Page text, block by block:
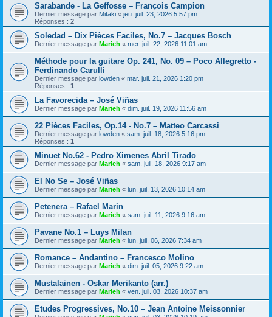
Sarabande - La Geffosse – François Campion
Dernier message par Mitaki « jeu. juil. 23, 2026 5:57 pm
Réponses : 2
Soledad – Dix Pièces Faciles, No.7 – Jacques Bosch
Dernier message par Marieh « mer. juil. 22, 2026 11:01 am
Méthode pour la guitare Op. 241, No. 09 – Poco Allegretto -
Ferdinando Carulli
Dernier message par lowden « mar. juil. 21, 2026 1:20 pm
Réponses : 1
La Favorecida – José Viñas
Dernier message par Marieh « dim. juil. 19, 2026 11:56 am
22 Pièces Faciles, Op.14 - No.7 – Matteo Carcassi
Dernier message par lowden « sam. juil. 18, 2026 5:16 pm
Réponses : 1
Minuet No.62 - Pedro Ximenes Abril Tirado
Dernier message par Marieh « sam. juil. 18, 2026 9:17 am
El No Se – José Viñas
Dernier message par Marieh « lun. juil. 13, 2026 10:14 am
Petenera – Rafael Marin
Dernier message par Marieh « sam. juil. 11, 2026 9:16 am
Pavane No.1 – Luys Milan
Dernier message par Marieh « lun. juil. 06, 2026 7:34 am
Romance – Andantino – Francesco Molino
Dernier message par Marieh « dim. juil. 05, 2026 9:22 am
Mustalainen - Oskar Merikanto (arr.)
Dernier message par Marieh « ven. juil. 03, 2026 10:37 am
Etudes Progressives, No.10 – Jean Antoine Meissonnier